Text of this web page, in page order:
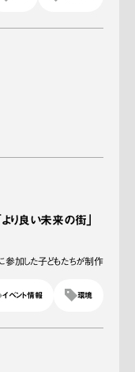
り良い未来の街」
参加した子どもたちが制作
環境
イベント情報